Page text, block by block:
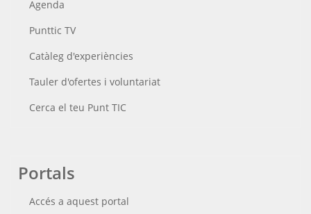
Agenda
Punttic TV
Catàleg d'experiències
Tauler d'ofertes i voluntariat
Cerca el teu Punt TIC
Portals
Accés a aquest portal